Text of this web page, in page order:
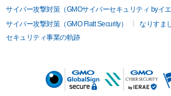
サイバー攻撃対策（GMOサイバーセキュリティ byイエ
サイバー攻撃対策（GMO Flatt Security）
なりすま
セキュリティ事業の軌跡